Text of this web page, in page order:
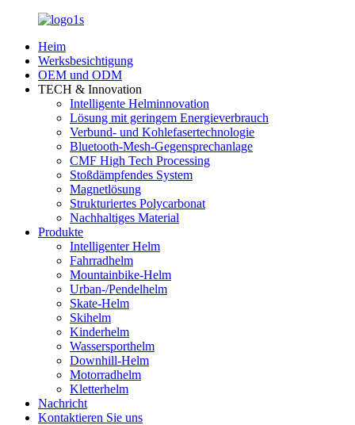
Heim
Werksbesichtigung
OEM und ODM
TECH & Innovation
Intelligente Helminnovation
Lösung mit geringem Energieverbrauch
Verbund- und Kohlefasertechnologie
Bluetooth-Mesh-Gegensprechanlage
CMF High Tech Processing
Stoßdämpfendes System
Magnetlösung
Strukturiertes Polycarbonat
Nachhaltiges Material
Produkte
Intelligenter Helm
Fahrradhelm
Mountainbike-Helm
Urban-/Pendelhelm
Skate-Helm
Skihelm
Kinderhelm
Wassersporthelm
Downhill-Helm
Motorradhelm
Kletterhelm
Nachricht
Kontaktieren Sie uns